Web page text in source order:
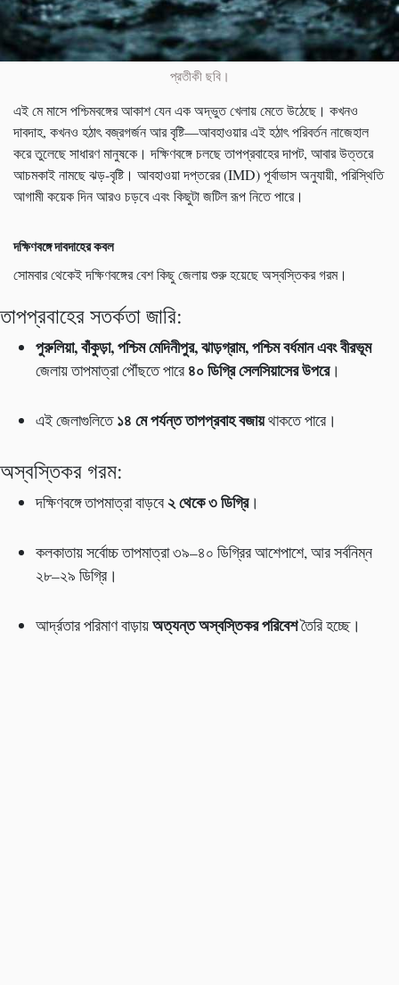
প্রতীকী ছবি।
এই মে মাসে পশ্চিমবঙ্গের আকাশ যেন এক অদ্ভুত খেলায় মেতে উঠেছে। কখনও
দাবদাহ, কখনও হঠাৎ বজ্রগর্জন আর বৃষ্টি—আবহাওয়ার এই হঠাৎ পরিবর্তন নাজেহাল
করে তুলেছে সাধারণ মানুষকে। দক্ষিণবঙ্গে চলছে তাপপ্রবাহের দাপট, আবার উত্তরে
আচমকাই নামছে ঝড়-বৃষ্টি। আবহাওয়া দপ্তরের (IMD) পূর্বাভাস অনুযায়ী, পরিস্থিতি
আগামী কয়েক দিন আরও চড়বে এবং কিছুটা জটিল রূপ নিতে পারে।
দক্ষিণবঙ্গে দাবদাহের কবল
সোমবার থেকেই দক্ষিণবঙ্গের বেশ কিছু জেলায় শুরু হয়েছে অস্বস্তিকর গরম।
তাপপ্রবাহের সতর্কতা জারি:
পুরুলিয়া,বাঁকুড়া,পশ্চিম মেদিনীপুর,ঝাড়গ্রাম,পশ্চিম বর্ধমান এবং বীরভূম
জেলায় তাপমাত্রা পৌঁছতে পারে৪০ ডিগ্রি সেলসিয়াসের উপরে।
এই জেলাগুলিতে১৪ মে পর্যন্ত তাপপ্রবাহ বজায়থাকতে পারে।
অস্বস্তিকর গরম:
দক্ষিণবঙ্গে তাপমাত্রা বাড়বে২ থেকে ৩ ডিগ্রি।
কলকাতায় সর্বোচ্চ তাপমাত্রা ৩৯–৪০ ডিগ্রির আশেপাশে, আর সর্বনিম্ন
২৮–২৯ ডিগ্রি।
আর্দ্রতার পরিমাণ বাড়ায়অত্যন্ত অস্বস্তিকর পরিবেশতৈরি হচ্ছে।